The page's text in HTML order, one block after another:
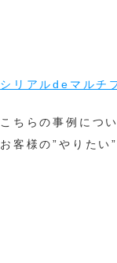
シリアルdeマルチ
こちらの事例につ
お客様の”やりたい